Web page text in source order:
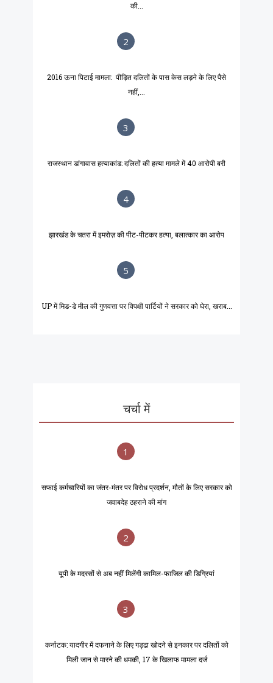
की...
2
2016 ऊना पिटाई मामला: पीड़ित दलितों के पास केस लड़ने के लिए पैसे
नहीं,...
3
राजस्थान डांगावास हत्याकांड: दलितों की हत्या मामले में 40 आरोपी बरी
4
झारखंड के चतरा में इमरोज़ की पीट-पीटकर हत्या, बलात्कार का आरोप
5
UP में मिड-डे मील की गुणवत्ता पर विपक्षी पार्टियों ने सरकार को घेरा, खराब...
चर्चा में
1
सफाई कर्मचारियों का जंतर-मंतर पर विरोध प्रदर्शन, मौतों के लिए सरकार को
जवाबदेह ठहराने की मांग
2
यूपी के मदरसों से अब नहीं मिलेंगी कामिल-फाजिल की डिग्रियां
3
कर्नाटक: यादगीर में दफनाने के लिए गड्ढा खोदने से इनकार पर दलितों को
मिली जान से मारने की धमकी, 17 के खिलाफ मामला दर्ज